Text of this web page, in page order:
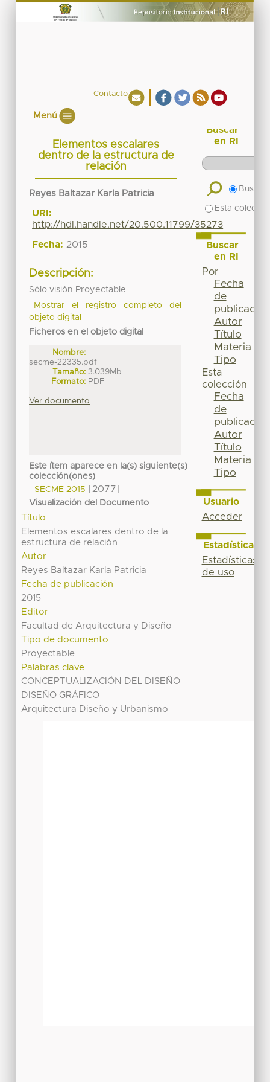
Contacto
Menú
Elementos escalares
dentro de la estructura de
relación
Reyes Baltazar Karla Patricia
URI:
http://hdl.handle.net/20.500.11799/35273
Fecha: 2015
Descripción:
Sólo visión Proyectable
Mostrar el registro completo del
objeto digital
Ficheros en el objeto digital
Nombre:
secme-22335.pdf
Tamaño: 3.039Mb
Formato: PDF
Ver documento
Este ítem aparece en la(s) siguiente(s)
colección(ones)
SECME 2015
[2077]
Visualización del Documento
Título
Elementos escalares dentro de la
estructura de relación
Autor
Reyes Baltazar Karla Patricia
Fecha de publicación
2015
Editor
Facultad de Arquitectura y Diseño
Tipo de documento
Proyectable
Palabras clave
CONCEPTUALIZACIÓN DEL DISEÑO
DISEÑO GRÁFICO
Arquitectura Diseño y Urbanismo
Buscar
en RI
Buscar
Esta
Buscar
en RI
Por
Fecha
de
publicación
Autor
Título
Materia
Tipo
Esta
colección
Fecha
de
publicación
Autor
Título
Materia
Tipo
Usuario
Acceder
Estadísticas
Estadísticas
de uso